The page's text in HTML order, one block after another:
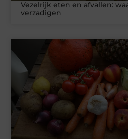
Vezelrijk eten en afvallen:
verzadigen